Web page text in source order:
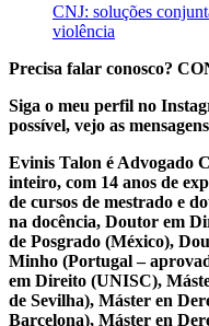
CNJ: soluções
violência
Precisa falar conosco?
Siga o meu perfil no
possível, vejo as
Evinis Talon é Advogado
inteiro, com 14 anos de
de cursos de mestrado e
na docência, Doutor em
de Posgrado (México),
Minho (Portugal –
em Direito (UNISC),
de Sevilha), Máster en
Barcelona), Máster en